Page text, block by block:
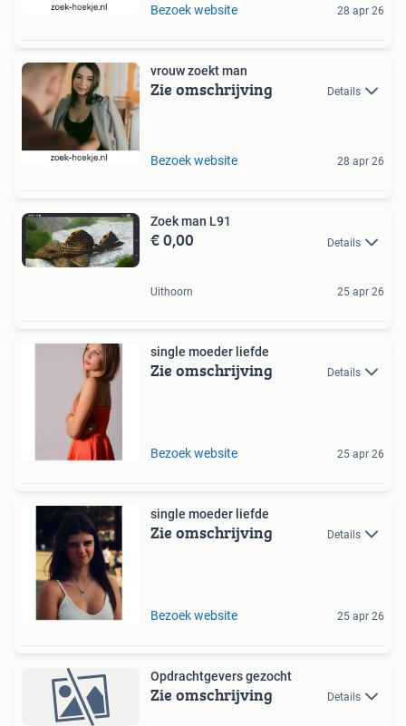
Bezoek website 28 apr 26
vrouw zoekt man
Zie omschrijving Details
Bezoek website 28 apr 26
Zoek man L91
€ 0,00 Details
Uithoorn 25 apr 26
single moeder liefde
Zie omschrijving Details
Bezoek website 25 apr 26
single moeder liefde
Zie omschrijving Details
Bezoek website 25 apr 26
Opdrachtgevers gezocht
Zie omschrijving Details